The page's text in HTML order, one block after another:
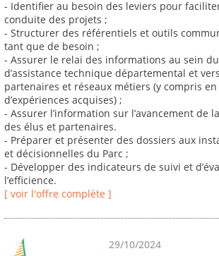
- Identifier au besoin des leviers pour
conduite des projets ;
- Structurer des référentiels et outils
tant que de besoin ;
- Assurer le relai des informations au sein
d’assistance technique départemental et
partenaires et réseaux métiers (y compris
d’expériences acquises) ;
- Assurer l’information sur l’avancement de
des élus et partenaires.
- Préparer et présenter des dossiers aux
et décisionnelles du Parc ;
- Développer des indicateurs de suivi et
l’efficience.
[ voir l'offre complète ]
29/10/2024